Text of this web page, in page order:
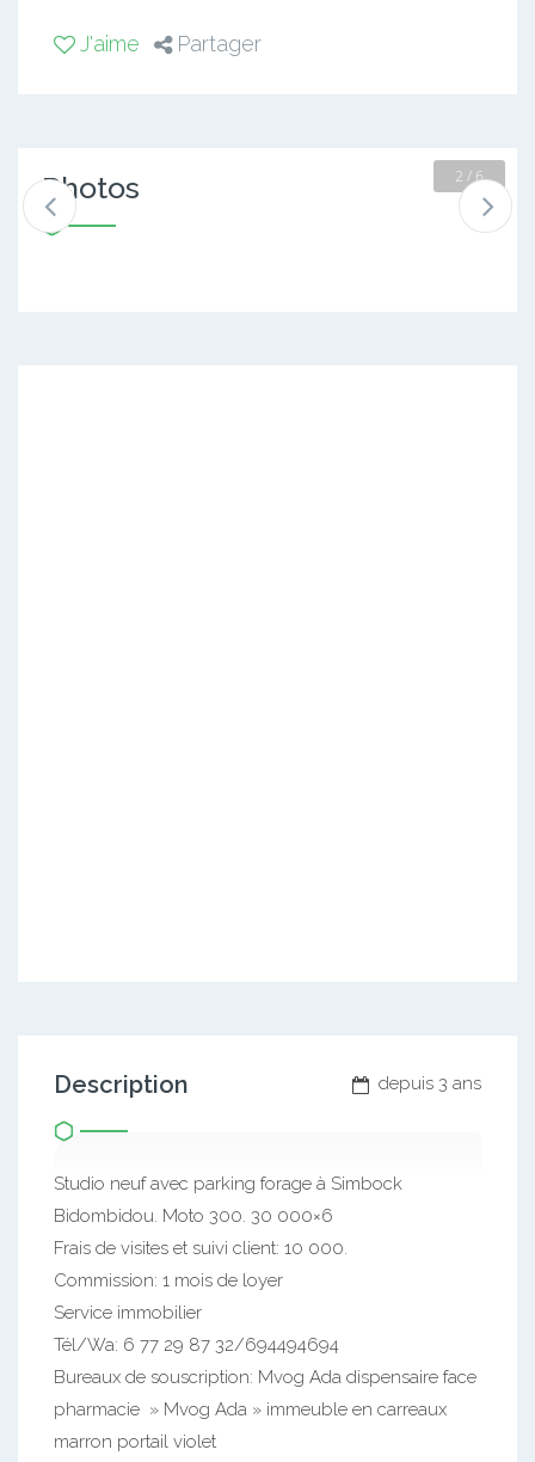
J'aime Partager
Photos 2 / 6
depuis 3 ans
Description
Studio neuf avec parking forage à Simbock
Bidombidou. Moto 300. 30 000×6
Frais de visites et suivi client: 10 000.
Commission: 1 mois de loyer
Service immobilier
Tél/Wa: 6 77 29 87 32/694494694
Bureaux de souscription: Mvog Ada dispensaire face
pharmacie » Mvog Ada » immeuble en carreaux
marron portail violet